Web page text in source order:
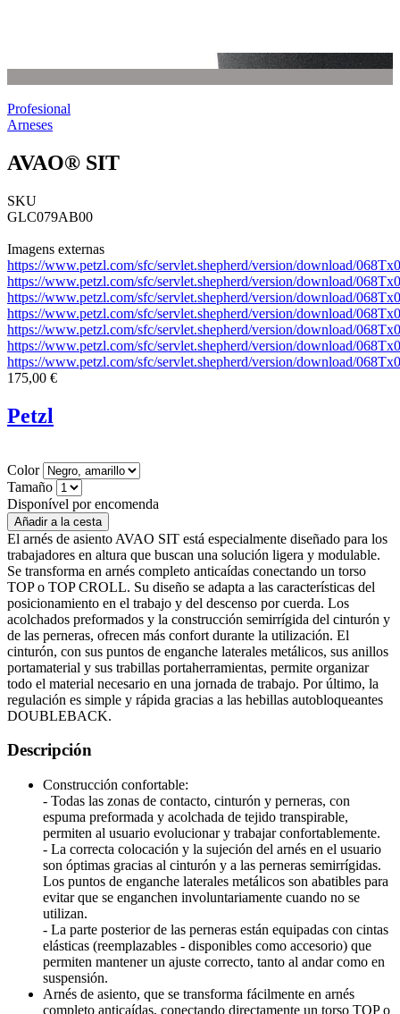
Profesional
Arneses
AVAO® SIT
SKU
GLC079AB00
Imagens externas
https://www.petzl.com/sfc/servlet.shepherd/version/download/
https://www.petzl.com/sfc/servlet.shepherd/version/download/
https://www.petzl.com/sfc/servlet.shepherd/version/download/
https://www.petzl.com/sfc/servlet.shepherd/version/download/
https://www.petzl.com/sfc/servlet.shepherd/version/download/
https://www.petzl.com/sfc/servlet.shepherd/version/download/
https://www.petzl.com/sfc/servlet.shepherd/version/download/
175,00 €
Petzl
Color
Tamaño
Disponível por encomenda
El arnés de asiento AVAO SIT está especialmente diseñado para los
trabajadores en altura que buscan una solución ligera y modulable.
Se transforma en arnés completo anticaídas conectando un torso
TOP o TOP CROLL. Su diseño se adapta a las características del
posicionamiento en el trabajo y del descenso por cuerda. Los
acolchados preformados y la construcción semirrígida del cinturón y
de las perneras, ofrecen más confort durante la utilización. El
cinturón, con sus puntos de enganche laterales metálicos, sus anillos
portamaterial y sus trabillas portaherramientas, permite organizar
todo el material necesario en una jornada de trabajo. Por último, la
regulación es simple y rápida gracias a las hebillas autobloqueantes
DOUBLEBACK.
Descripción
Construcción confortable:
- Todas las zonas de contacto, cinturón y perneras, con
espuma preformada y acolchada de tejido transpirable,
permiten al usuario evolucionar y trabajar confortablemente.
- La correcta colocación y la sujeción del arnés en el usuario
son óptimas gracias al cinturón y a las perneras semirrígidas.
Los puntos de enganche laterales metálicos son abatibles para
evitar que se enganchen involuntariamente cuando no se
utilizan.
- La parte posterior de las perneras están equipadas con cintas
elásticas (reemplazables - disponibles como accesorio) que
permiten mantener un ajuste correcto, tanto al andar como en
suspensión.
Arnés de asiento, que se transforma fácilmente en arnés
completo anticaídas, conectando directamente un torso TOP o